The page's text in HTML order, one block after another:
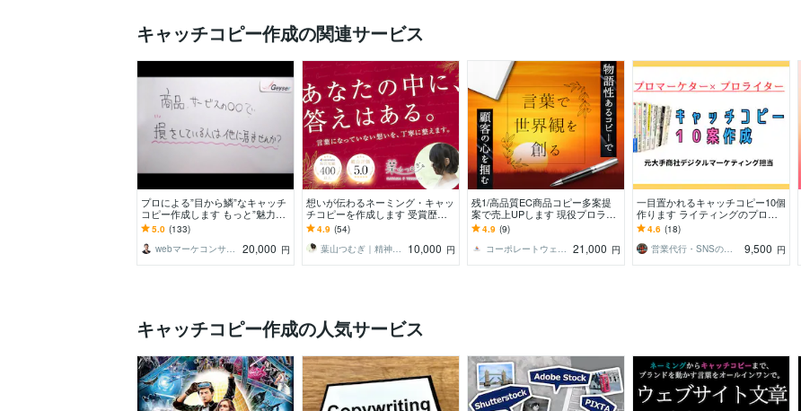
キャッチコピー作成の関連サービス
プロによる”目から鱗”なキャッチ
コピー作成します もっと”魅力的
な商品の伝え方があるはず！”と
気づいたあなたへ
5.0 (133)
webマーケコンサルタント 若林 潤
20,000 円
想いが伝わるネーミング・キャッ
チコピーを作成します 受賞歴あ
り◎商標確認・制作意図まで丁寧
にお伝えします
4.9 (54)
葉山つむぎ｜精神科看護師・書く人
10,000 円
残1/高品質EC商品コピー多案提
案で売上UPします 現役プロライ
ターが、魅力的な商品コピーを短
納期で提供します！
4.9 (9)
コーポレートウェブソリューションズ 21,000 円
一目置かれるキャッチコピー10個
作ります ライティングのプロ
が、惹かれやすく売れやすい文章
を作成します
4.6 (18)
営業代行・SNSのプロ 〜コアタクト〜
9,500 円
キャッチコピー作成の人気サービス